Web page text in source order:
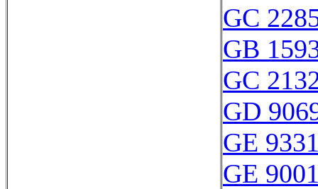
GC
GB
GC
GD
GE
GE